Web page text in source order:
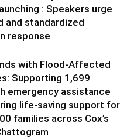
: Speakers urge
and standardized
response
with Flood-Affected
Supporting 1,699
emergency assistance
life-saving support for
families across Cox’s